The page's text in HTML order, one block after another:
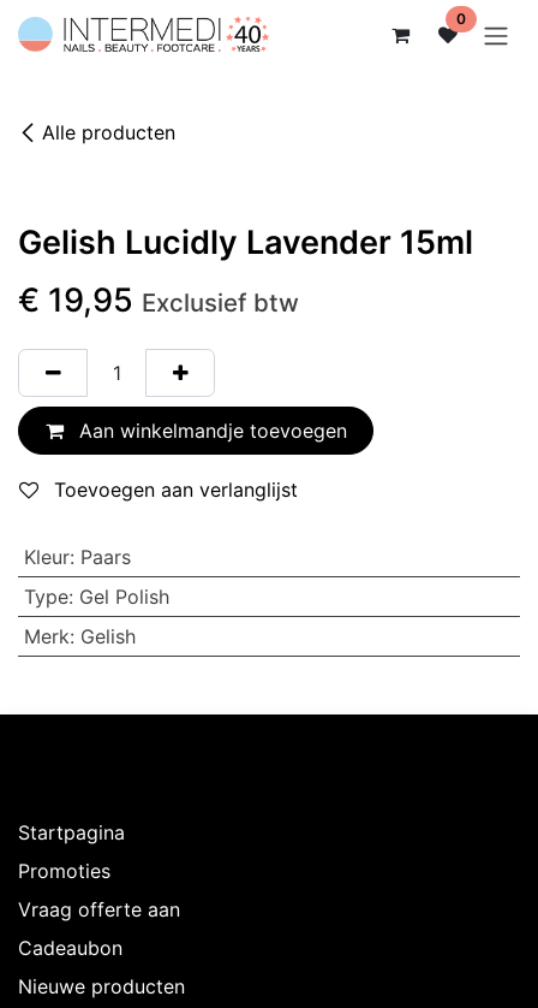
Overslaan naar inhoud 0
Alle producten
Gelish Lucidly Lavender 15ml
€ 19,95 Exclusief btw
Aan winkelmandje toevoegen
Toevoegen aan verlanglijst
Kleur: Paars
Type: Gel Polish
Merk: Gelish
Startpagina
Promoties
Vraag offerte aan
Cadeaubon
Nieuwe producten